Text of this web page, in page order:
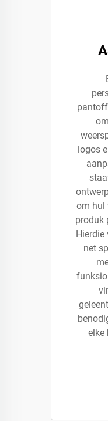
logos
om hul
produk
Hierdie
net
elke